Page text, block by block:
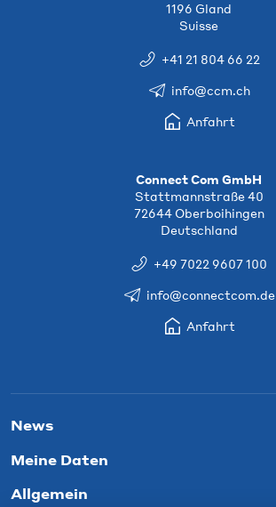
1196 Gland
Suisse
+41 21 804 66 22
info@ccm.ch
Anfahrt
Connect Com GmbH
Stattmannstraße 40
72644 Oberboihingen
Deutschland
+49 7022 9607 100
info@connectcom.de
Anfahrt
News
Meine Daten
Allgemein